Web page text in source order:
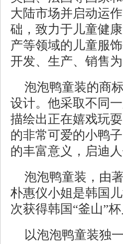
大陆市场并启动运
础，致力于儿童健
产等领域的儿童服
开发、生产、销售
泡泡鸭童装的商
设计。他采取不同
描绘出正在嬉戏玩
的非常可爱的小鸭
的丰富意义，启迪
泡泡鸭童装，由
朴惠仪小姐是韩国
次获得韩国“釜山”
以泡泡鸭童装独